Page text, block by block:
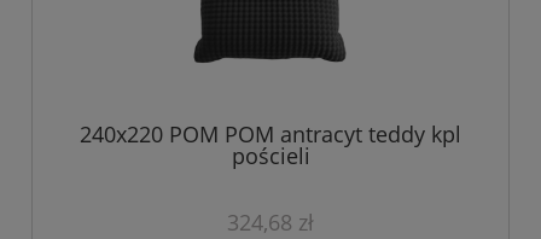
240x220 POM POM antracyt teddy kpl
pościeli
324,68 zł